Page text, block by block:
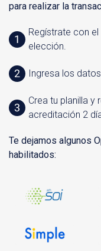
para realizar la
Regístrate con
elección.
Ingresa los
Crea tu planilla y
acreditación 2
Te dejamos algunos
habilitados: